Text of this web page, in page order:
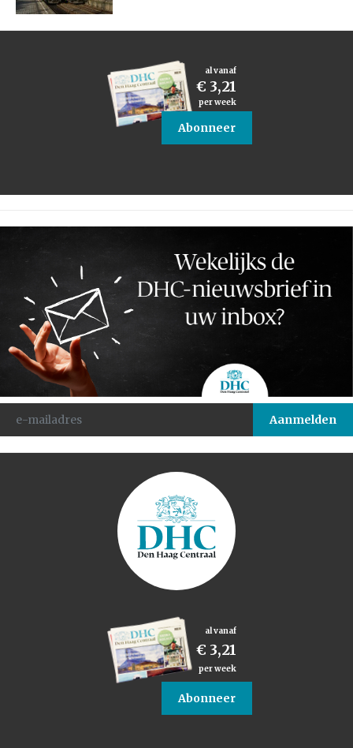
al vanaf
€ 3,21
per week
Abonneer
al vanaf
€ 3,21
per week
Abonneer